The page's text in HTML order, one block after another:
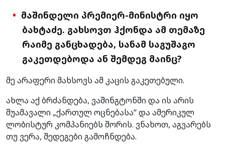
მაშინდელი პრემიერ-მინისტრი იყო
ბახტაძე. გახსოვთ ჰქონდა ამ თემაზე
რაიმე განცხადება, სანამ საგუშაგო
გაკეთდებოდა ან შემდეგ მაინც?
მე არაფერი მახსოვს ამ კაცის გაკეთებული.
ახლა აქ ბრძანდება, ვაშინგტონში და ის არის
შუამავალი „ქართულ ოცნებასა“ და ამერიკულ
ლობისტურ კომპანიებს შორის. ვნახოთ, აგვარებს
თუ ვერა, შედეგები გამოჩნდება.